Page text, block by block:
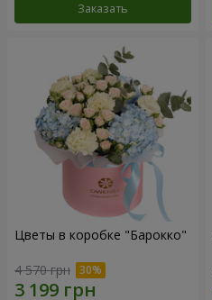
Заказать
Цветы в коробке "Барокко"
4 570 грн